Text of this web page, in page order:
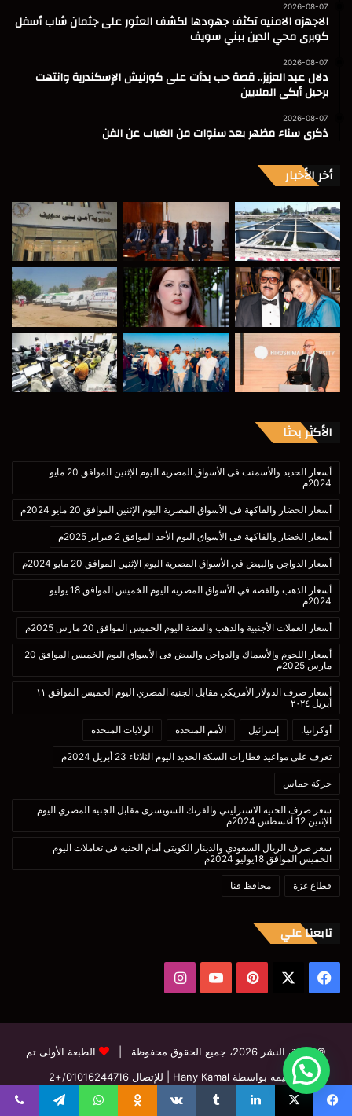
2026-08-07
الاجهزه الامنيه تكثف جهودها لكشف العثور على جثمان شاب أسفل
كوبرى محي الدين ببني سويف
2026-08-07
دلال عبد العزيز.. قصة حب بدأت على كورنيش الإسكندرية وانتهت
برحيل أبكى الملايين
2026-08-07
ذكرى سناء مظهر بعد سنوات من الغياب عن الفن
أخر الأخبار
الأكثر بحثا
أسعار الحديد والأسمنت فى الأسواق المصرية اليوم الإثنين الموافق 20 مايو
2024م
أسعار الخضار والفاكهة فى الأسواق المصرية اليوم الإثنين الموافق 20 مايو 2024م
أسعار الخضار والفاكهة فى الأسواق اليوم الأحد الموافق 2 فبراير 2025م
أسعار الدواجن والبيض في الأسواق المصرية اليوم الإثنين الموافق 20 مايو 2024م
أسعار الذهب والفضة في الأسواق المصرية اليوم الخميس الموافق 18 يوليو
2024م
أسعار العملات الأجنبية والذهب والفضة اليوم الخميس الموافق 20 مارس 2025م
أسعار اللحوم والأسماك والدواجن والبيض فى الأسواق اليوم الخميس الموافق 20
مارس 2025م
أسعار صرف الدولار الأمريكي مقابل الجنيه المصري اليوم الخميس الموافق ١١
أبريل ٢٠٢٤
أوكرانيا: إسرائيل الأمم المتحدة الولايات المتحدة
تعرف على مواعيد قطارات السكة الحديد اليوم الثلاثاء 23 أبريل 2024م
حركة حماس
سعر صرف الجنيه الاسترليني والفرنك السويسرى مقابل الجنيه المصري اليوم
الإثنين 12 أغسطس 2024م
سعر صرف الريال السعودي والدينار الكويتى أمام الجنيه فى تعاملات اليوم
الخميس الموافق 18يوليو 2024م
قطاع غزة محافظ قنا
تابعنا علي
فيسبوك بينتيريست‫YouTube
© حقوق النشر 2026، جميع الحقوق محفوظة |
الطبعة الأولى تم
تصميمه بواسطة Hany Kamal
| للإتصال 01016244716/+2